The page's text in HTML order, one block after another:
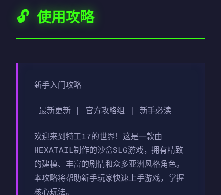
🔓 使用攻略
新手入门攻略
最新更新 | 官方攻略组 | 新手必读
欢迎来到特工17的世界！这是一款由
HEXATAIL制作的沙盒SLG游戏，拥有精致
的建模、丰富的剧情和众多亚洲风格角色。
本攻略将帮助新手玩家快速上手游戏，掌握
核心玩法。